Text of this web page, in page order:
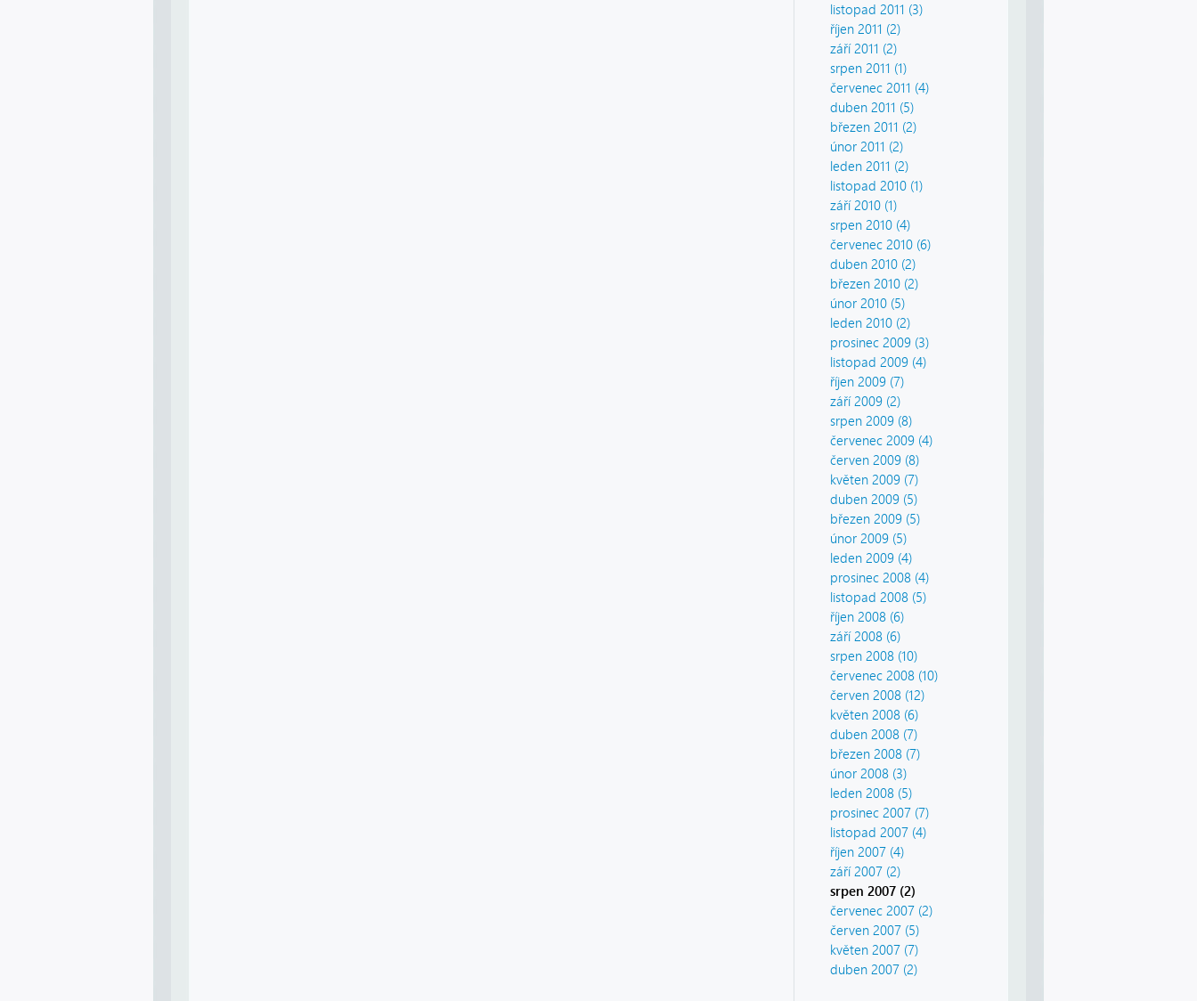
listopad 2011 (3)
říjen 2011 (2)
září 2011 (2)
srpen 2011 (1)
červenec 2011 (4)
duben 2011 (5)
březen 2011 (2)
únor 2011 (2)
leden 2011 (2)
listopad 2010 (1)
září 2010 (1)
srpen 2010 (4)
červenec 2010 (6)
duben 2010 (2)
březen 2010 (2)
únor 2010 (5)
leden 2010 (2)
prosinec 2009 (3)
listopad 2009 (4)
říjen 2009 (7)
září 2009 (2)
srpen 2009 (8)
červenec 2009 (4)
červen 2009 (8)
květen 2009 (7)
duben 2009 (5)
březen 2009 (5)
únor 2009 (5)
leden 2009 (4)
prosinec 2008 (4)
listopad 2008 (5)
říjen 2008 (6)
září 2008 (6)
srpen 2008 (10)
červenec 2008 (10)
červen 2008 (12)
květen 2008 (6)
duben 2008 (7)
březen 2008 (7)
únor 2008 (3)
leden 2008 (5)
prosinec 2007 (7)
listopad 2007 (4)
říjen 2007 (4)
září 2007 (2)
srpen 2007 (2)
červenec 2007 (2)
červen 2007 (5)
květen 2007 (7)
duben 2007 (2)